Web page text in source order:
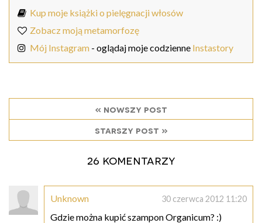
Kup moje książki o pielęgnacji włosów
Zobacz moją metamorfozę
Mój Instagram - oglądaj moje codzienne Instastory
« nowszy post
starszy post »
26 komentarzy
Unknown 30 czerwca 2012 11:20
Gdzie można kupić szampon Organicum? :)